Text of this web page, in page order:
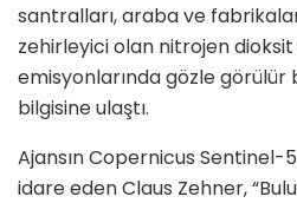
santralları, araba ve
zehirleyici olan nitrojen dioksit
emisyonlarında gözle görülür
bilgisine ulaştı.
Ajansın Copernicus Sentinel-
idare eden Claus Zehner,